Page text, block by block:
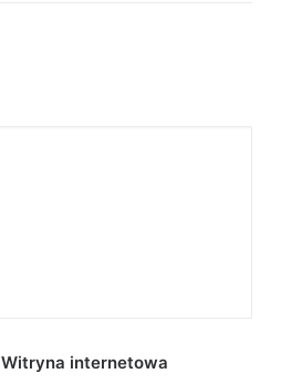
Witryna internetowa